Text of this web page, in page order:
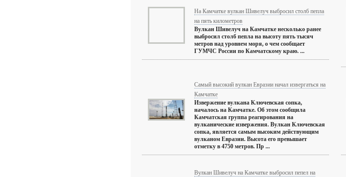
На Камчатке вулкан Шивелуч выбросил столб пепла
на пять километров
Вулкан Шивелуч на Камчатке несколько ранее
выбросил столб пепла на высоту пять тысяч
метров над уровнем моря, о чем сообщает
ГУМЧС России по Камчатскому краю. ...
Самый высокий вулкан Евразии начал извергаться на
Камчатке
Извержение вулкана Ключевская сопка,
началось на Камчатке. Об этом сообщила
Камчатская группа реагирования на
вулканические извержения. Вулкан Ключевская
сопка, является самым высоким действующим
вулканом Евразии. Высота его превышает
отметку в 4750 метров. Пр ...
Вулкан Шивелуч на Камчатке выбросил пепел на